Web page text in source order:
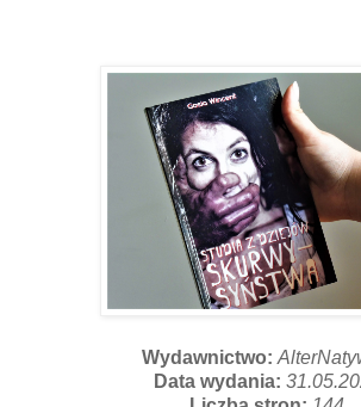
Wydawnictwo:
Data wydania: